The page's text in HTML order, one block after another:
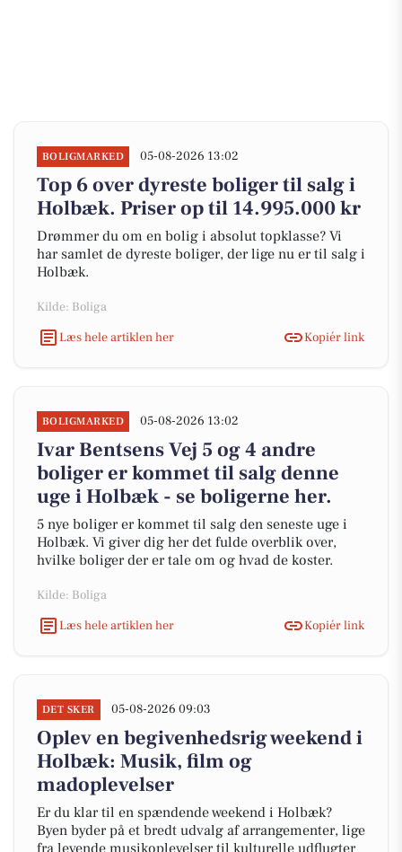
BOLIGMARKED 05-08-2026 13:02
Top 6 over dyreste boliger til salg i
Holbæk. Priser op til 14.995.000 kr
Drømmer du om en bolig i absolut topklasse? Vi
har samlet de dyreste boliger, der lige nu er til salg i
Holbæk.
Kilde: Boliga
Læs hele artiklen her
Kopiér link
BOLIGMARKED 05-08-2026 13:02
Ivar Bentsens Vej 5 og 4 andre
boliger er kommet til salg denne
uge i Holbæk - se boligerne her.
5 nye boliger er kommet til salg den seneste uge i
Holbæk. Vi giver dig her det fulde overblik over,
hvilke boliger der er tale om og hvad de koster.
Kilde: Boliga
Læs hele artiklen her
Kopiér link
DET SKER 05-08-2026 09:03
Oplev en begivenhedsrig weekend i
Holbæk: Musik, film og
madoplevelser
Er du klar til en spændende weekend i Holbæk?
Byen byder på et bredt udvalg af arrangementer, lige
fra levende musikoplevelser til kulturelle udflugter